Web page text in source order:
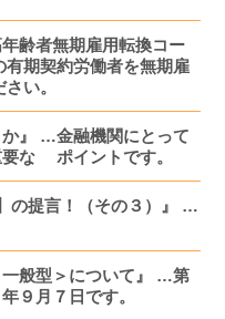
齢者無期雇用転換コー
期契約労働者を無期雇
い。
か』 …金融機関にとって
な ポイントです。
の提言！（その３）』 …
一般型＞について』 …第
９月７日です。